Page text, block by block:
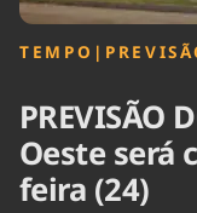
TEMPO |
PREVISÃO
Oeste será
feira (24)